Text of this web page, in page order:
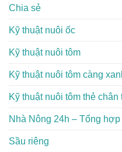
Chia sẻ
Kỹ thuật nuôi ốc
Kỹ thuật nuôi tôm
Kỹ thuật nuôi tôm càng
Kỹ thuật nuôi tôm thẻ chân
Nhà Nông 24h – Tổng
Sầu riêng